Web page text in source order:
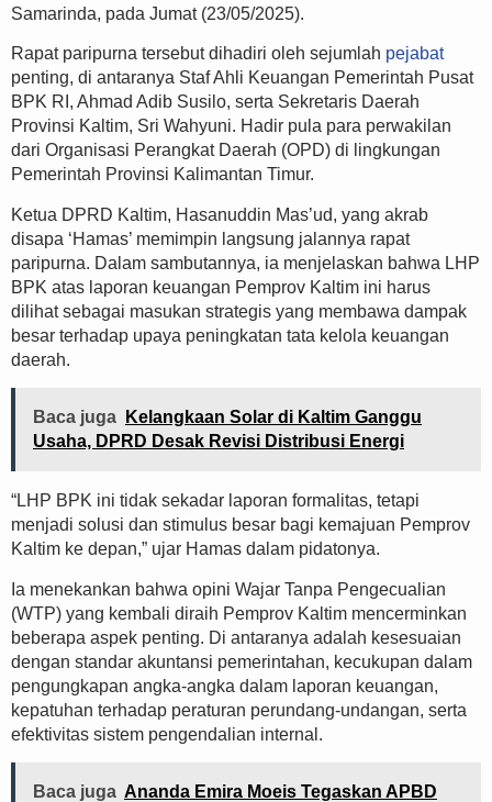
Samarinda, pada Jumat (23/05/2025).
Rapat paripurna tersebut dihadiri oleh sejumlah pejabat
penting, di antaranya Staf Ahli Keuangan Pemerintah Pusat
BPK RI, Ahmad Adib Susilo, serta Sekretaris Daerah
Provinsi Kaltim, Sri Wahyuni. Hadir pula para perwakilan
dari Organisasi Perangkat Daerah (OPD) di lingkungan
Pemerintah Provinsi Kalimantan Timur.
Ketua DPRD Kaltim, Hasanuddin Mas’ud, yang akrab
disapa ‘Hamas’ memimpin langsung jalannya rapat
paripurna. Dalam sambutannya, ia menjelaskan bahwa LHP
BPK atas laporan keuangan Pemprov Kaltim ini harus
dilihat sebagai masukan strategis yang membawa dampak
besar terhadap upaya peningkatan tata kelola keuangan
daerah.
Baca juga
Kelangkaan Solar di Kaltim Ganggu
Usaha, DPRD Desak Revisi Distribusi Energi
“LHP BPK ini tidak sekadar laporan formalitas, tetapi
menjadi solusi dan stimulus besar bagi kemajuan Pemprov
Kaltim ke depan,” ujar Hamas dalam pidatonya.
Ia menekankan bahwa opini Wajar Tanpa Pengecualian
(WTP) yang kembali diraih Pemprov Kaltim mencerminkan
beberapa aspek penting. Di antaranya adalah kesesuaian
dengan standar akuntansi pemerintahan, kecukupan dalam
pengungkapan angka-angka dalam laporan keuangan,
kepatuhan terhadap peraturan perundang-undangan, serta
efektivitas sistem pengendalian internal.
Baca juga Ananda Emira Moeis Tegaskan APBD